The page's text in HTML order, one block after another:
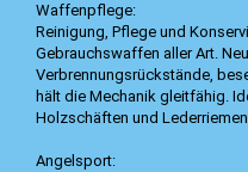
Waffenpflege:
Reinigung, Pflege und
Gebrauchswaffen aller Art.
Verbrennungsrückstände,
hält die Mechanik gleitfähig.
Holzschäften und
Angelsport: